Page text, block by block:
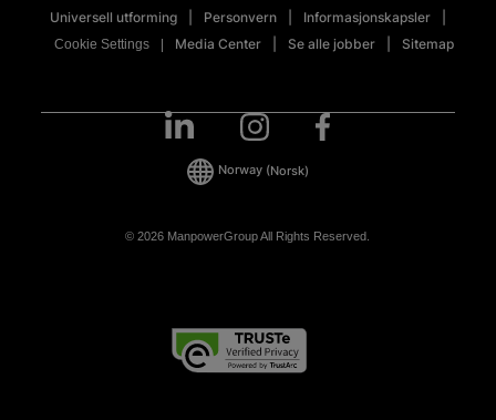
Universell utforming Personvern Informasjonskapsler
Cookie Settings Media Center Se alle jobber Sitemap
© 2026 ManpowerGroup All Rights Reserved.
Norway (Norsk)